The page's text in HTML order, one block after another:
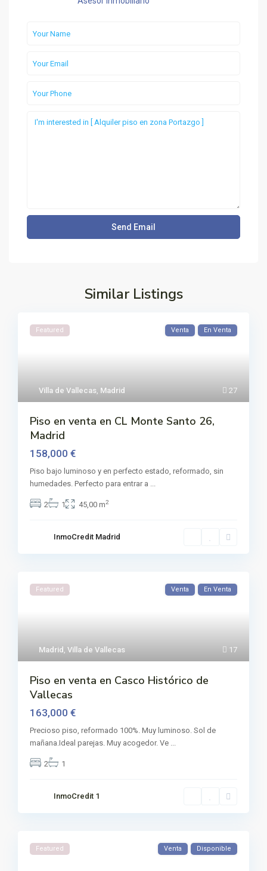
Similar Listings
27
Villa de Vallecas, Madrid
Featured Venta En Venta
Piso en venta en CL Monte Santo 26,
Madrid
158,000 €
Piso bajo luminoso y en perfecto estado, reformado, sin
humedades. Perfecto para entrar a ...
2 1 45,00 m2
InmoCredit Madrid
17
Madrid ,Villa de Vallecas
Featured Venta En Venta
Piso en venta en Casco Histórico de
Vallecas
163,000 €
Precioso piso, reformado 100%. Muy luminoso. Sol de
mañana.Ideal parejas. Muy acogedor. Ve ...
2 1
InmoCredit 1
Featured Venta Disponible